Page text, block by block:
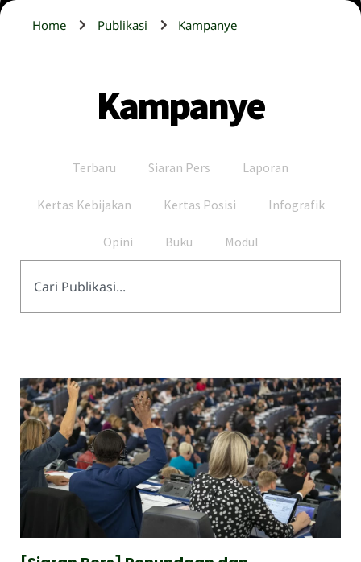
Home Publikasi Kampanye
Kampanye
Terbaru Siaran Pers Laporan
Kertas Kebijakan Kertas Posisi Infografik
Opini Buku Modul